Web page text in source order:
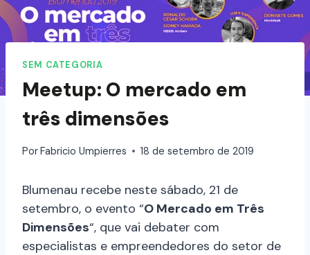
SEM CATEGORIA
Meetup: O mercado em
três dimensões
PorFabricio Umpierres 18 de setembro de 2019
Blumenau recebe neste sábado, 21 de
setembro, o evento “O Mercado em Três
Dimensões“, que vai debater com
especialistas e empreendedores do setor de